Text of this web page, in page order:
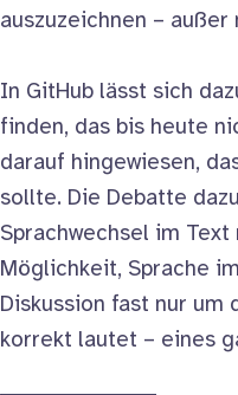
auszuzeichnen –
In GitHub lässt sich
finden, das bis heute
darauf hingewiesen,
sollte. Die Debatte
Sprachwechsel im
Möglichkeit, Sprache
Diskussion fast nur um
korrekt lautet – eines